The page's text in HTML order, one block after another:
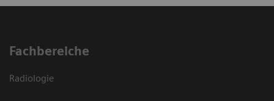
Fachbereiche
Radiologie